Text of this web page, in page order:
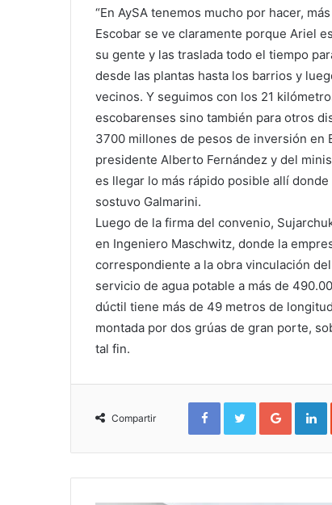
“En AySA tenemos mucho por hacer,
Escobar se ve claramente porque Ariel
su gente y las traslada todo el tiempo
desde las plantas hasta los barrios y
vecinos. Y seguimos con los 21
escobarenses sino también para otros
3700 millones de pesos de inversión en
presidente Alberto Fernández y del
es llegar lo más rápido posible allí
sostuvo Galmarini.
Luego de la firma del convenio,
en Ingeniero Maschwitz, donde la
correspondiente a la obra vinculación
servicio de agua potable a más de
dúctil tiene más de 49 metros de
montada por dos grúas de gran porte,
tal fin.
Compartir
FacebookTwitter